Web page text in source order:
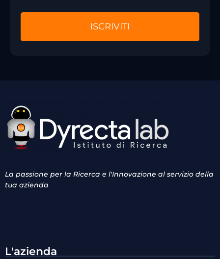
La passione per la Ricerca e l'Innovazione al servizio della
tua azienda
L'azienda